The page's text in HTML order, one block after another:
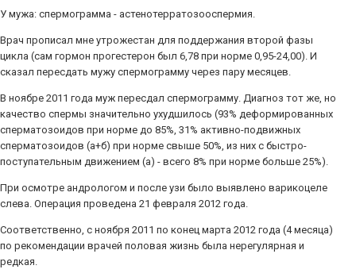
У мужа: спермограмма - астенотерратозооспермия.
Врач прописал мне утрожестан для поддержания второй фазы
цикла (сам гормон прогестерон был 6,78 при норме 0,95-24,00). И
сказал пересдать мужу спермограмму через пару месяцев.
В ноябре 2011 года муж пересдал спермограмму. Диагноз тот же, но
качество спермы значительно ухудшилось (93% деформированных
сперматозоидов при норме до 85%, 31% активно-подвижных
сперматозоидов (а+б) при норме свыше 50%, из них с быстро-
поступательным движением (а) - всего 8% при норме больше 25%).
При осмотре андрологом и после узи было выявлено варикоцеле
слева. Операция проведена 21 февраля 2012 года.
Соответственно, с ноября 2011 по конец марта 2012 года (4 месяца)
по рекомендации врачей половая жизнь была нерегулярная и
редкая.